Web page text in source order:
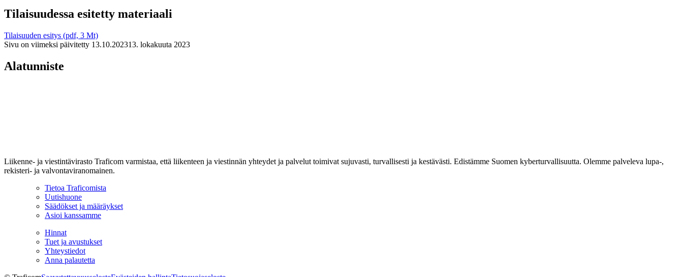
Tilaisuudessa esitetty materiaali
Tilaisuuden esitys (pdf, 3 Mt)
Sivu on viimeksi päivitetty 13.10.202313. lokakuuta 2023
Alatunniste
Liikenne- ja viestintävirasto Traficom varmistaa, että liikenteen ja viestinnän yhteydet ja palvelut toimivat sujuvasti, turvallisesti ja kestävästi. Edistämme Suomen kyberturvallisuutta. Olemme palveleva lupa-,
rekisteri- ja valvontaviranomainen.
Tietoa Traficomista
Uutishuone
Säädökset ja määräykset
Asioi kanssamme
Hinnat
Tuet ja avustukset
Yhteystiedot
Anna palautetta